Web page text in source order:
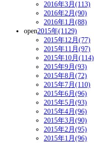
2016年3月(113)
2016年2月(90)
2016年1月(88)
open2015年(1129)
2015年12月(77)
2015年11月(97)
2015年10月(114)
2015年9月(93)
2015年8月(72)
2015年7月(110)
2015年6月(96)
2015年5月(93)
2015年4月(96)
2015年3月(90)
2015年2月(95)
2015年1月(96)